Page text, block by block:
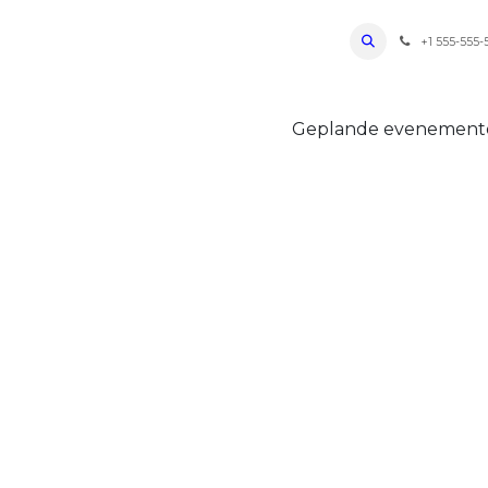
Bevoorradingen FAQ+1 555-555-
Geplande